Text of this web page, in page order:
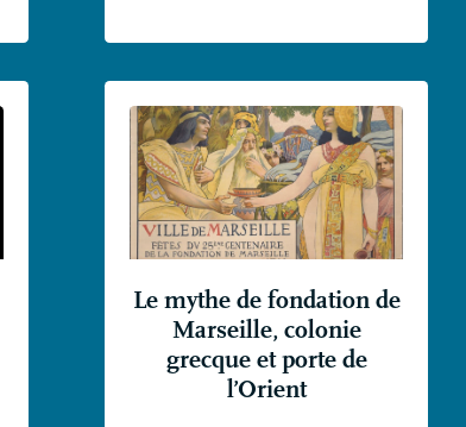
Le mythe de fondation de
Marseille, colonie
grecque et porte de
l’Orient